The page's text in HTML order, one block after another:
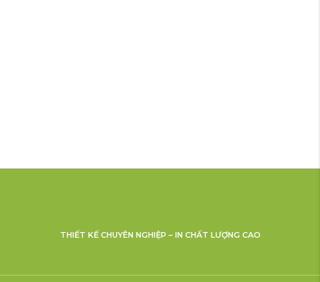
THIẾT KẾ CHUYÊN NGHIỆP – IN CHẤT LƯỢNG CAO